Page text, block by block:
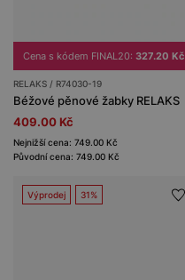
Cena s kódem FINAL20: 327.20 Kč
RELAKS / R74030-19
Béžové pěnové žabky RELAKS
409.00 Kč
Nejnižší cena: 749.00 Kč
Původní cena: 749.00 Kč
Výprodej 31%